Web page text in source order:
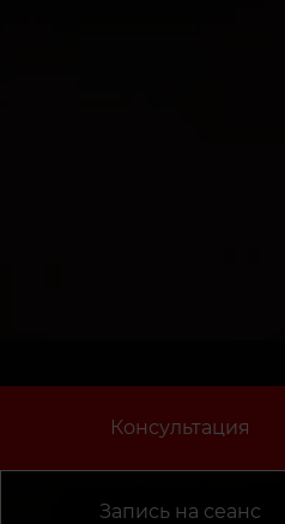
Консультация
Запись на сеанс